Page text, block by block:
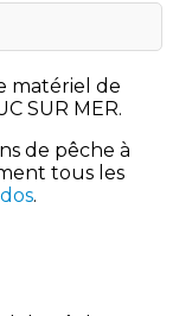
matériel de
SUR MER.
de pêche à
tous les
.